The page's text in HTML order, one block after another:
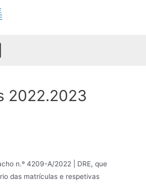
2022.2023
n.º 4209-A/2022 | DRE, que
das matrículas e respetivas